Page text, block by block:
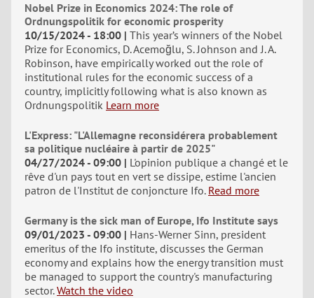
Nobel Prize in Economics 2024: The role of
Ordnungspolitik for economic prosperity
10/15/2024 - 18:00 This year’s winners of the Nobel
Prize for Economics, D. Acemoğlu, S. Johnson and J. A.
Robinson, have empirically worked out the role of
institutional rules for the economic success of a
country, implicitly following what is also known as
Ordnungspolitik Learn more
L'Express: "L'Allemagne reconsidérera probablement
sa politique nucléaire à partir de 2025"
04/27/2024 - 09:00
L'opinion publique a changé et le
rêve d'un pays tout en vert se dissipe, estime l'ancien
patron de l'Institut de conjoncture Ifo. Read more
Germany is the sick man of Europe, Ifo Institute says
09/01/2023 - 09:00
Hans-Werner Sinn, president
emeritus of the Ifo institute, discusses the German
economy and explains how the energy transition must
be managed to support the country's manufacturing
sector. Watch the video